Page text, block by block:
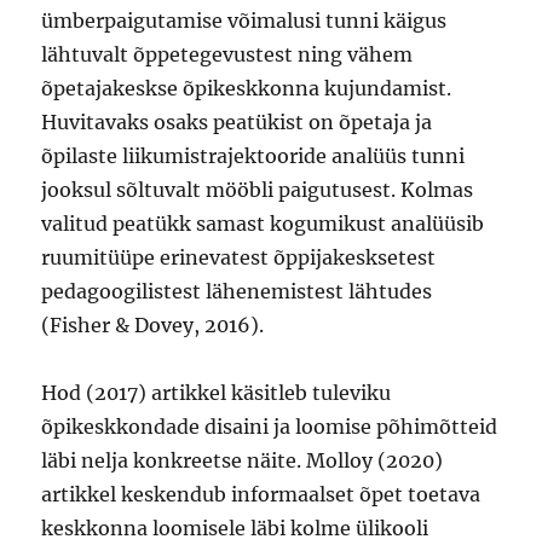
ümberpaigutamise võimalusi tunni käigus
lähtuvalt õppetegevustest ning vähem
õpetajakeskse õpikeskkonna kujundamist.
Huvitavaks osaks peatükist on õpetaja ja
õpilaste liikumistrajektooride analüüs tunni
jooksul sõltuvalt mööbli paigutusest. Kolmas
valitud peatükk samast kogumikust analüüsib
ruumitüüpe erinevatest õppijakesksetest
pedagoogilistest lähenemistest lähtudes
(Fisher & Dovey, 2016).
Hod (2017) artikkel käsitleb tuleviku
õpikeskkondade disaini ja loomise põhimõtteid
läbi nelja konkreetse näite. Molloy (2020)
artikkel keskendub informaalset õpet toetava
keskkonna loomisele läbi kolme ülikooli